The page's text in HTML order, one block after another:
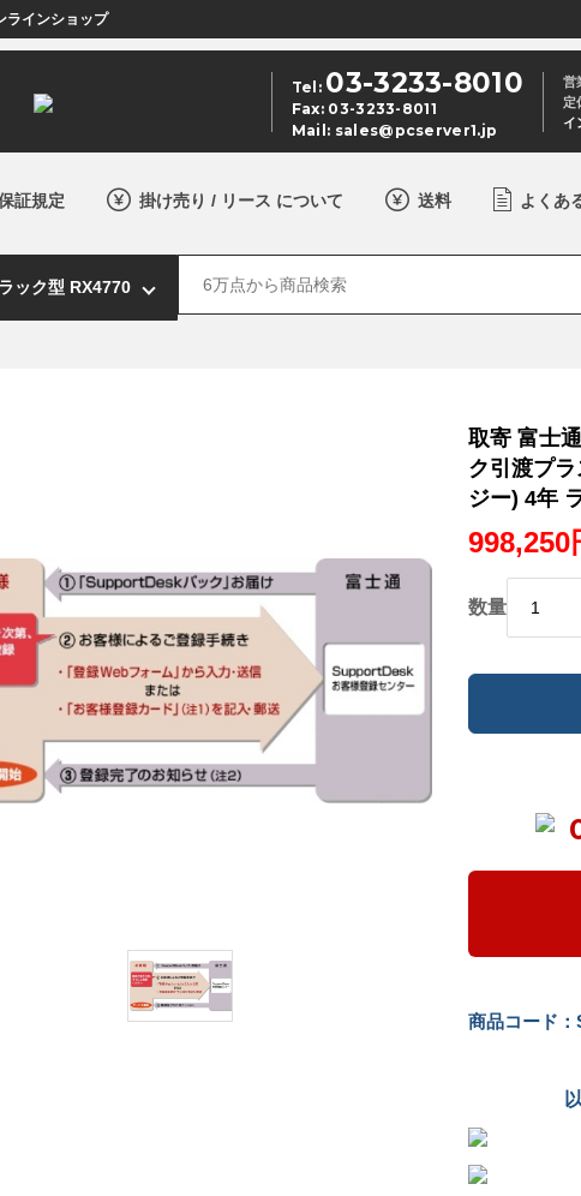
ラインショップ
Tel: 03-3233-8010
Fax: 03-3233-8011
Mail: sales@pcserver1.jp
営
定
イ
証規定 掛け売り / リース について 送料 よくあ
取寄 富士
ク引渡プ
ジー) 4年
998,250
数量
商品コード：